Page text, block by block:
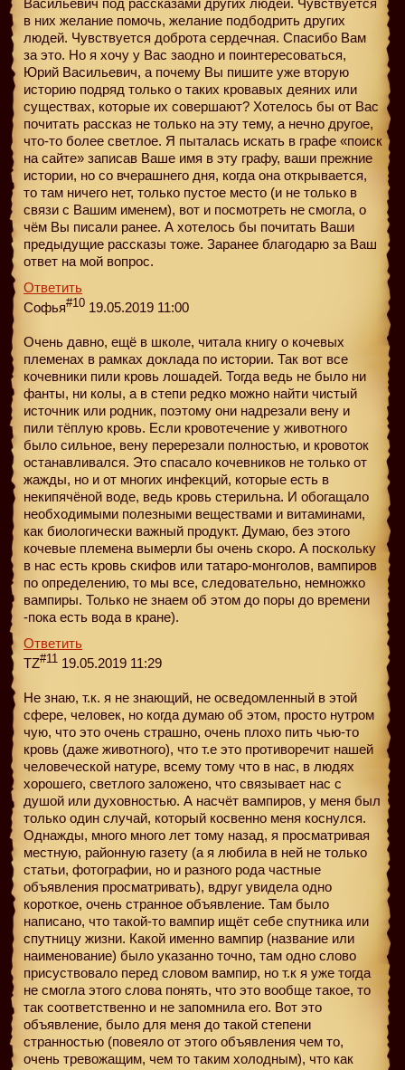
в них желание помочь, желание подбодрить других
людей. Чувствуется доброта сердечная. Спасибо Вам
за это. Но я хочу у Вас заодно и поинтересоваться,
Юрий Васильевич, а почему Вы пишите уже вторую
историю подряд только о таких кровавых деяних или
существах, которые их совершают? Хотелось бы от Вас
почитать рассказ не только на эту тему, а нечно другое,
что-то более светлое. Я пыталась искать в графе «поиск
на сайте» записав Ваше имя в эту графу, ваши прежние
истории, но со вчерашнего дня, когда она открывается,
то там ничего нет, только пустое место (и не только в
связи с Вашим именем), вот и посмотреть не смогла, о
чём Вы писали ранее. А хотелось бы почитать Ваши
предыдущие рассказы тоже. Заранее благодарю за Ваш
ответ на мой вопрос.
Ответить
Софья#10 19.05.2019 11:00
Очень давно, ещё в школе, читала книгу о кочевых
племенах в рамках доклада по истории. Так вот все
кочевники пили кровь лошадей. Тогда ведь не было ни
фанты, ни колы, а в степи редко можно найти чистый
источник или родник, поэтому они надрезали вену и
пили тёплую кровь. Если кровотечение у животного
было сильное, вену перерезали полностью, и кровоток
останавливался. Это спасало кочевников не только от
жажды, но и от многих инфекций, которые есть в
некипячёной воде, ведь кровь стерильна. И обогащало
необходимыми полезными веществами и витаминами,
как биологически важный продукт. Думаю, без этого
кочевые племена вымерли бы очень скоро. А поскольку
в нас есть кровь скифов или татаро-монголов, вампиров
по определению, то мы все, следовательно, немножко
вампиры. Только не знаем об этом до поры до времени
-пока есть вода в кране).
Ответить
TZ#11 19.05.2019 11:29
Не знаю, т.к. я не знающий, не осведомленный в этой
сфере, человек, но когда думаю об этом, просто нутром
чую, что это очень страшно, очень плохо пить чью-то
кровь (даже животного), что т.е это противоречит нашей
человеческой натуре, всему тому что в нас, в людях
хорошего, светлого заложено, что связывает нас с
душой или духовностью. А насчёт вампиров, у меня был
только один случай, который косвенно меня коснулся.
Однажды, много много лет тому назад, я просматривая
местную, районную газету (а я любила в ней не только
статьи, фотографии, но и разного рода частные
объявления просматривать), вдруг увидела одно
короткое, очень странное объявление. Там было
написано, что такой-то вампир ищёт себе спутника или
спутницу жизни. Какой именно вампир (название или
наименование) было указанно точно, там одно слово
присуствовало перед словом вампир, но т.к я уже тогда
не смогла этого слова понять, что это вообще такое, то
так соответственно и не запомнила его. Вот это
объявление, было для меня до такой степени
странностью (повеяло от этого объявления чем то,
очень тревожащим, чем то таким холодным), что как